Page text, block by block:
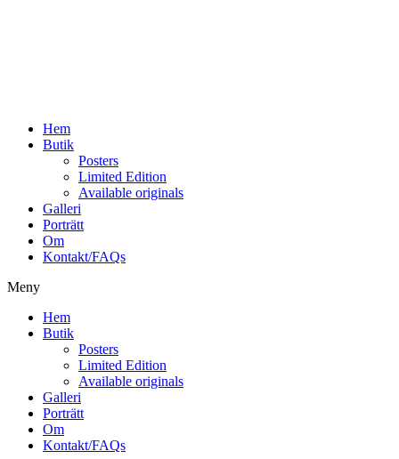
Hem
Butik
Posters
Limited Edition
Available originals
Galleri
Porträtt
Om
Kontakt/FAQs
Meny
Hem
Butik
Posters
Limited Edition
Available originals
Galleri
Porträtt
Om
Kontakt/FAQs